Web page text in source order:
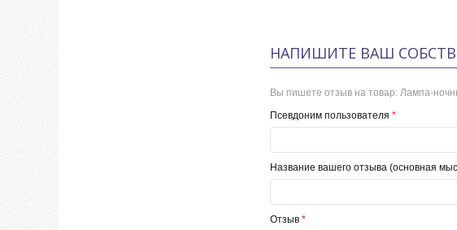
НАПИШИТЕ ВАШ
Вы пишете отзыв на товар: Лампа-
*
Псевдоним пользователя
Название вашего отзыва (основная
*
Отзыв